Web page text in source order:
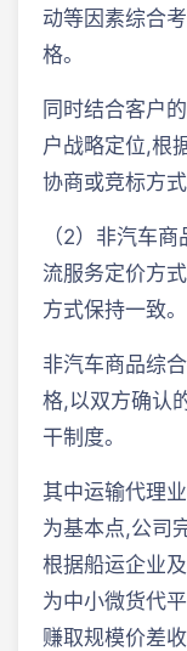
动等因素综合
格。
同时结合客户
户战略定位,根
协商或竞标方
（2）非汽车
流服务定价方
方式保持一致。
非汽车商品综
格,以双方确认
干制度。
其中运输代理
为基本点,公司
根据船运企业
为中小微货代
赚取规模价差